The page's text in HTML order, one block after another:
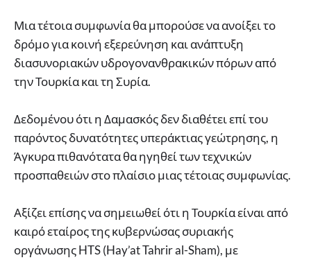
Μια τέτοια συμφωνία θα μπορούσε να ανοίξει το
δρόμο για κοινή εξερεύνηση και ανάπτυξη
διασυνοριακών υδρογονανθρακικών πόρων από
την Τουρκία και τη Συρία.
Δεδομένου ότι η Δαμασκός δεν διαθέτει επί του
παρόντος δυνατότητες υπεράκτιας γεώτρησης, η
Άγκυρα πιθανότατα θα ηγηθεί των τεχνικών
προσπαθειών στο πλαίσιο μιας τέτοιας συμφωνίας.
Αξίζει επίσης να σημειωθεί ότι η Τουρκία είναι από
καιρό εταίρος της κυβερνώσας συριακής
οργάνωσης HTS (Hay’at Tahrir al-Sham), με